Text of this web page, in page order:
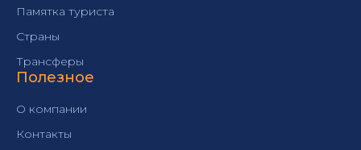
Памятка туриста
Страны
Трансферы
Полезное
О компании
Контакты